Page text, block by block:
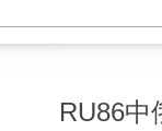
RU86